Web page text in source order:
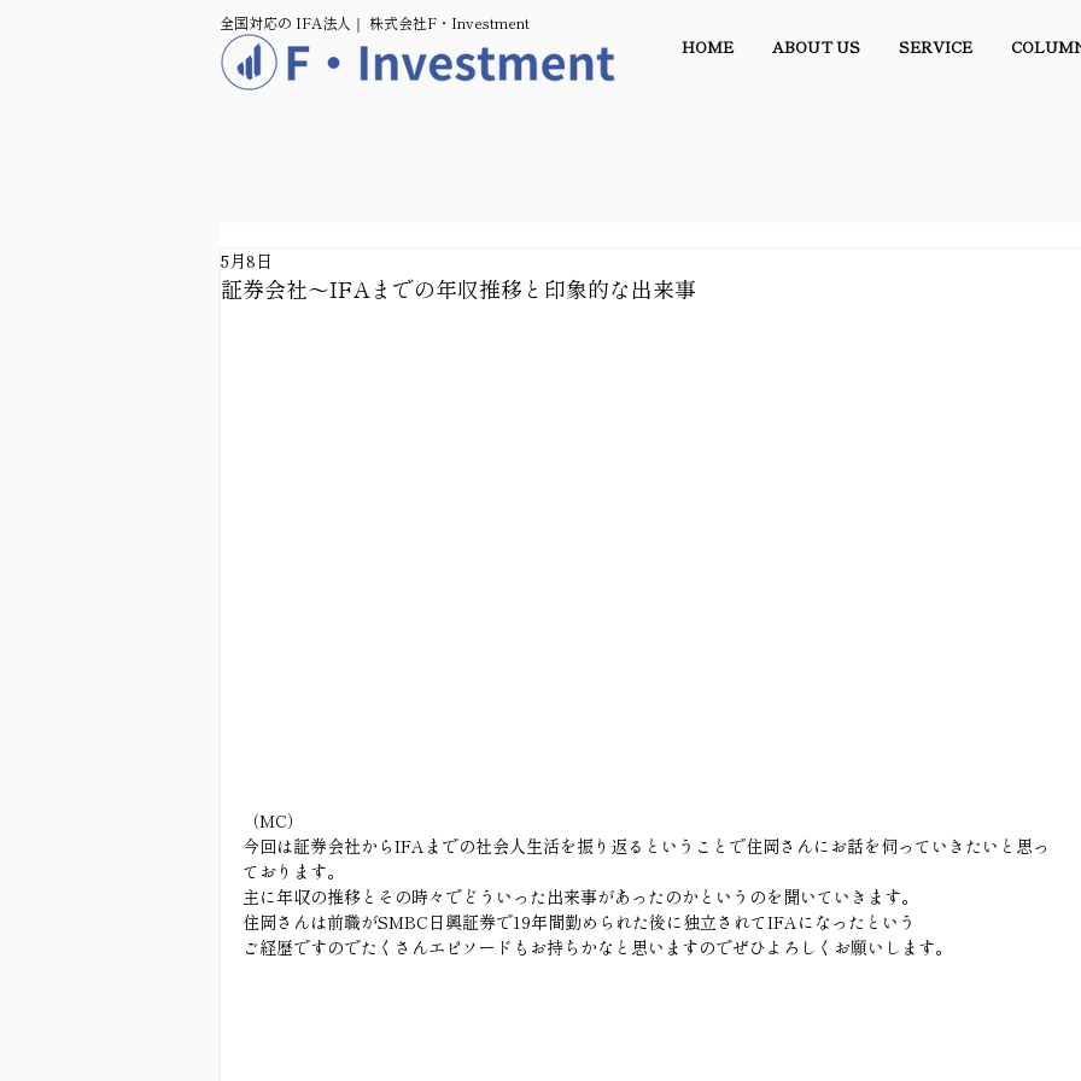
全国対応の IFA法人｜ 株式会社F・Investment
HOME ABOUT US SERVICE
証券会社〜IFAまでの年収推移と印象的な出来事
5月8日
（MC）
今回は証券会社からIFAまでの社会人生活を振り返るということで住岡さんにお話を伺っていきたいと思っ
ております。
主に年収の推移とその時々でどういった出来事があったのかというのを聞いていきます。
住岡さんは前職がSMBC日興証券で19年間勤められた後に独立されてIFAになったという
ご経歴ですのでたくさんエピソードもお持ちかなと思いますのでぜひよろしくお願いします。